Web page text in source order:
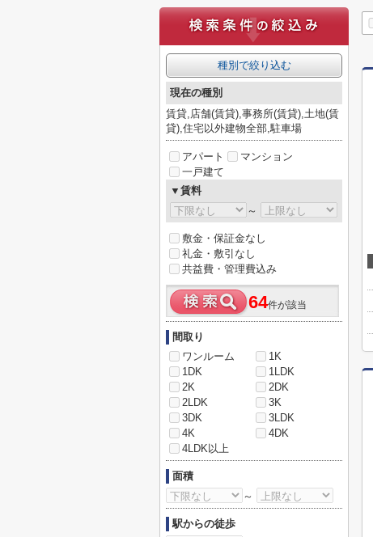
種別で絞り込む
現在の種別
賃貸,店舗(賃貸),事務所(賃貸),土地(賃
貸),住宅以外建物全部,駐車場
アパート
マンション
一戸建て
▼賃料
～
敷金・保証金なし
礼金・敷引なし
共益費・管理費込み
64件が該当
間取り
ワンルーム
1K
1DK
1LDK
2K
2DK
2LDK
3K
3DK
3LDK
4K
4DK
4LDK以上
面積
～
駅からの徒歩